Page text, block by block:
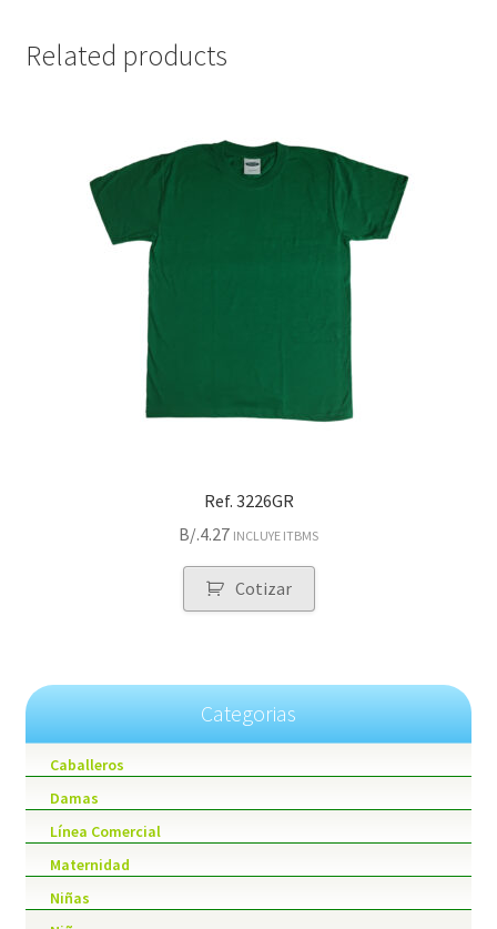
Related products
Ref. 3226GR
B/.4.27 INCLUYE ITBMS
Cotizar
Categorias
Caballeros
Damas
Línea Comercial
Maternidad
Niñas